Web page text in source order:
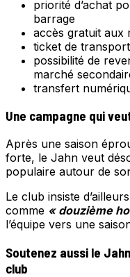
priorité d’achat
barrage
accès gratuit aux
ticket de
possibilité de
marché
transfert
Une campagne qui
Après une saison
forte, le Jahn veut
populaire autour de
Le club insiste
comme « douzième
l’équipe vers une
Soutenez aussi le
club